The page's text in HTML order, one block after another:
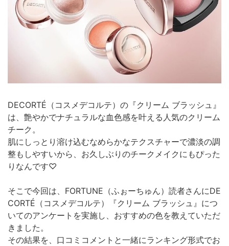
DECORTÉ（コスメデコルテ）の『クリーム ブラッシュ』
は、艶やかでナチュラルな血色感を叶える人気のクリーム
チーク。
肌にしっとり溶け込むなめらかなテクスチャーで濃淡の調
整もしやすいから、お久しぶりのチークメイクにもぴった
りなんです♡
そこで今回は、FORTUNE（ふぉーちゅん）読者さんにDE
CORTÉ（コスメデコルテ）『クリーム ブラッシュ』につ
いてのアンケートを実施し、おすすめの色を教えていただ
きました。
その結果を、口コミコメントと一緒にランキング形式でお